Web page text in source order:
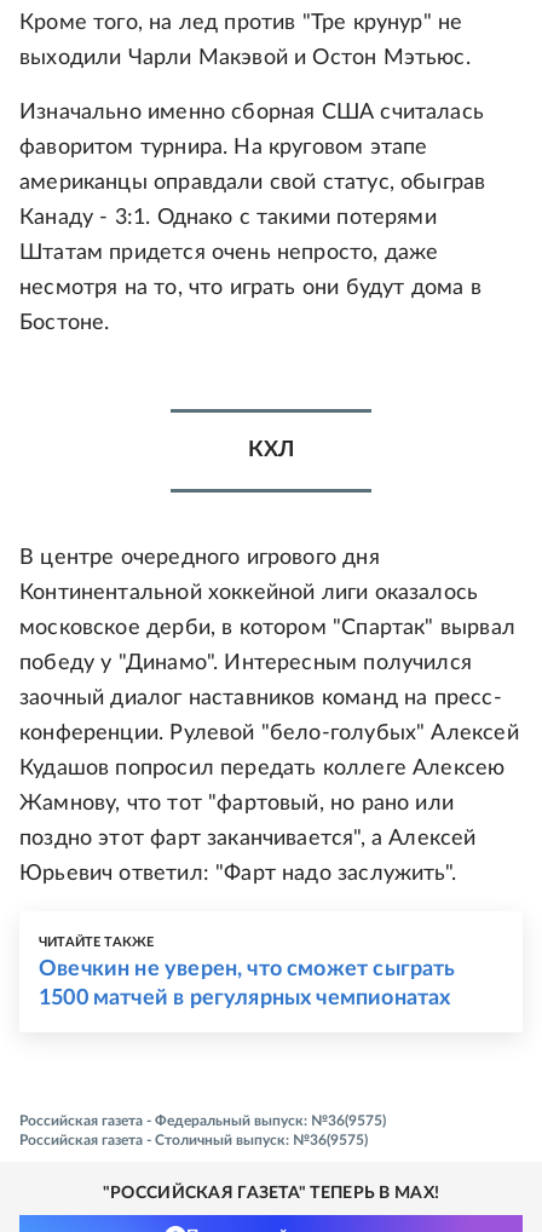
Кроме того, на лед против "Тре крунур" не
выходили Чарли Макэвой и Остон Мэтьюс.
Изначально именно сборная США считалась
фаворитом турнира. На круговом этапе
американцы оправдали свой статус, обыграв
Канаду - 3:1. Однако с такими потерями
Штатам придется очень непросто, даже
несмотря на то, что играть они будут дома в
Бостоне.
КХЛ
В центре очередного игрового дня
Континентальной хоккейной лиги оказалось
московское дерби, в котором "Спартак" вырвал
победу у "Динамо". Интересным получился
заочный диалог наставников команд на пресс-
конференции. Рулевой "бело-голубых" Алексей
Кудашов попросил передать коллеге Алексею
Жамнову, что тот "фартовый, но рано или
поздно этот фарт заканчивается", а Алексей
Юрьевич ответил: "Фарт надо заслужить".
ЧИТАЙТЕ ТАКЖЕ
Овечкин не уверен, что сможет сыграть
1500 матчей в регулярных чемпионатах
Российская газета - Федеральный выпуск: №36(9575)
Российская газета - Столичный выпуск: №36(9575)
"РОССИЙСКАЯ ГАЗЕТА" ТЕПЕРЬ В MAX!